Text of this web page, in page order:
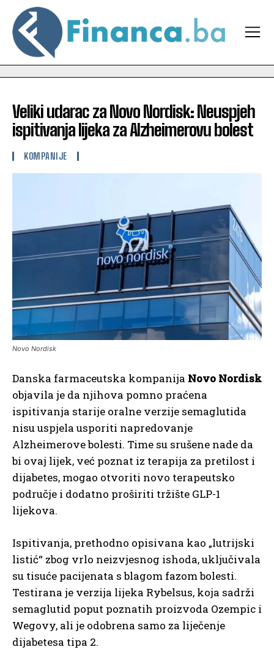
Veliki udarac za Novo Nordisk: Neuspjeh
ispitivanja lijeka za Alzheimerovu bolest
KOMPANIJE
Novo Nordisk
Danska farmaceutska kompanija Novo Nordisk
objavila je da njihova pomno praćena
ispitivanja starije oralne verzije semaglutida
nisu uspjela usporiti napredovanje
Alzheimerove bolesti. Time su srušene nade da
bi ovaj lijek, već poznat iz terapija za pretilost i
dijabetes, mogao otvoriti novo terapeutsko
područje i dodatno proširiti tržište GLP-1
lijekova.
Ispitivanja, prethodno opisivana kao „lutrijski
listić“ zbog vrlo neizvjesnog ishoda, uključivala
su tisuće pacijenata s blagom fazom bolesti.
Testirana je verzija lijeka Rybelsus, koja sadrži
semaglutid poput poznatih proizvoda Ozempic i
Wegovy, ali je odobrena samo za liječenje
dijabetesa tipa 2.